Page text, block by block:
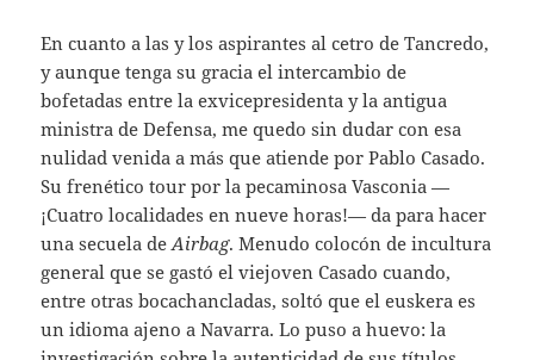
En cuanto a las y los aspirantes al cetro de Tancredo,
y aunque tenga su gracia el intercambio de
bofetadas entre la exvicepresidenta y la antigua
ministra de Defensa, me quedo sin dudar con esa
nulidad venida a más que atiende por Pablo Casado.
Su frenético tour por la pecaminosa Vasconia —
¡Cuatro localidades en nueve horas!— da para hacer
una secuela deAirbag. Menudo colocón de incultura
general que se gastó el viejoven Casado cuando,
entre otras bocachancladas, soltó que el euskera es
un idioma ajeno a Navarra. Lo puso a huevo: la